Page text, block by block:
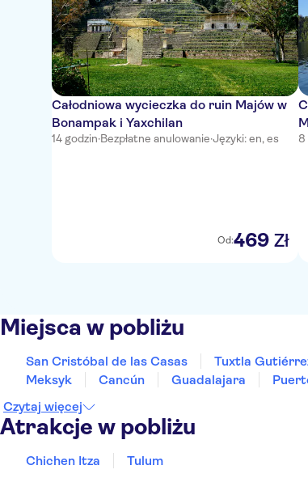
Całodniowa wycieczka do ruin Majów w
Bonampak i Yaxchilan
14 godzin·Bezpłatne anulowanie·Języki: en, es
Od:469 Zł
8
Miejsca w pobliżu
San Cristóbal de las Casas Tuxtla
Meksyk
Cancún Guadalajara
Czytaj więcej
Atrakcje w pobliżu
Chichen Itza
Tulum